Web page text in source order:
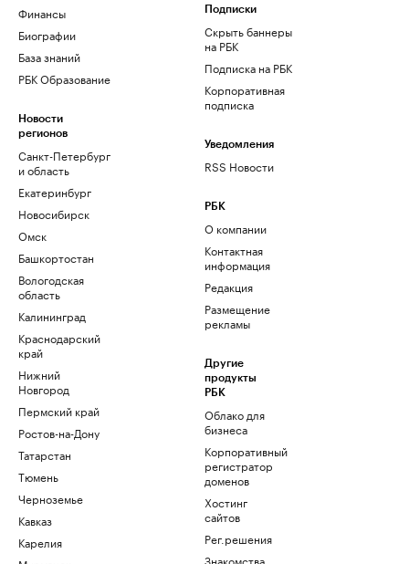
Финансы
Биографии
База знаний
РБК Образование
Новости
регионов
Санкт-Петербург
и область
Екатеринбург
Новосибирск
Омск
Башкортостан
Вологодская
область
Калининград
Краснодарский
край
Нижний
Новгород
Пермский край
Ростов-на-Дону
Татарстан
Тюмень
Черноземье
Кавказ
Карелия
Подписки
Скрыть баннеры
на РБК
Подписка на РБК
Корпоративная
подписка
Уведомления
RSS Новости
РБК
О компании
Контактная
информация
Редакция
Размещение
рекламы
Другие
продукты
РБК
Облако для
бизнеса
Корпоративный
регистратор
доменов
Хостинг
сайтов
Рег.решения
Знакомства